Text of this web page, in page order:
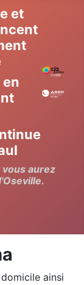
et
en
aurez
ainsi